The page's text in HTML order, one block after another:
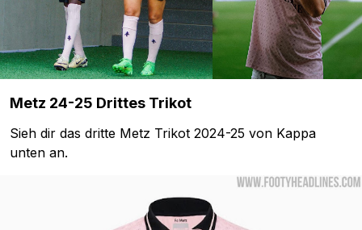
Metz 24-25 Drittes Trikot
Sieh dir das dritte Metz Trikot 2024-25 von Kappa
unten an.